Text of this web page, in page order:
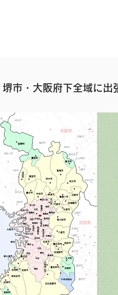
堺市・大阪府下全域に出